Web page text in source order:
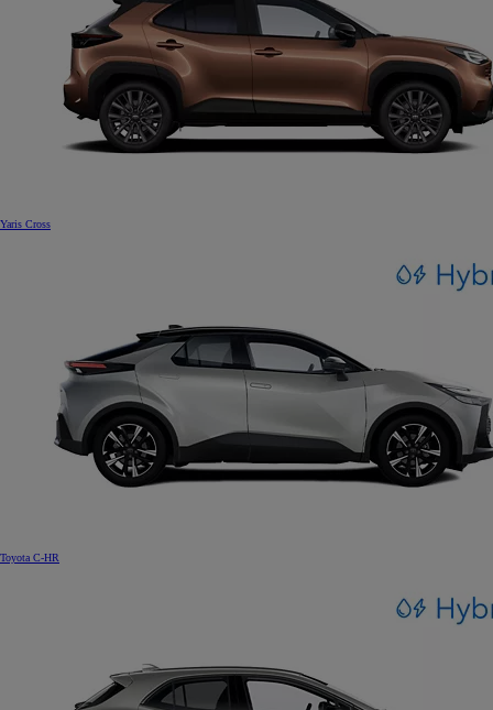
Yaris Cross
Toyota C-HR